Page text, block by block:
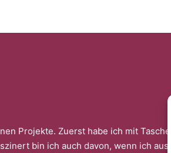
Projekte. Zuerst habe ich mit Taschen
bin ich auch davon, wenn ich aus